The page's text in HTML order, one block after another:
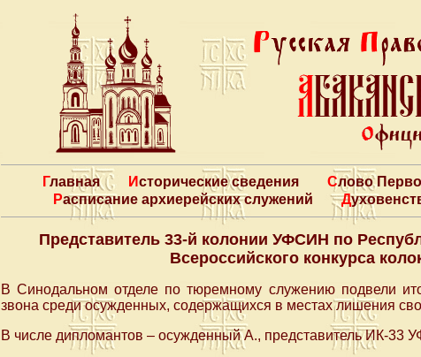
Главная Исторические сведения Слово
Расписание архиерейских служений
Представитель 33-й колонии УФСИН по
Всероссийского конкурса
В Синодальном отделе по тюремному служению подвели
звона среди осужденных, содержащихся в местах лишения
В числе дипломантов – осужденный А., представитель ИК-33